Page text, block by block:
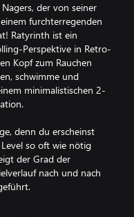
der von seiner
furchterregenden
Ratyrinth ist ein
Perspektive in Retro-
Kopf zum Rauchen
schwimme und
minimalistischen 2-
denn du erscheinst
so oft wie nötig
der Grad der
nach und nach